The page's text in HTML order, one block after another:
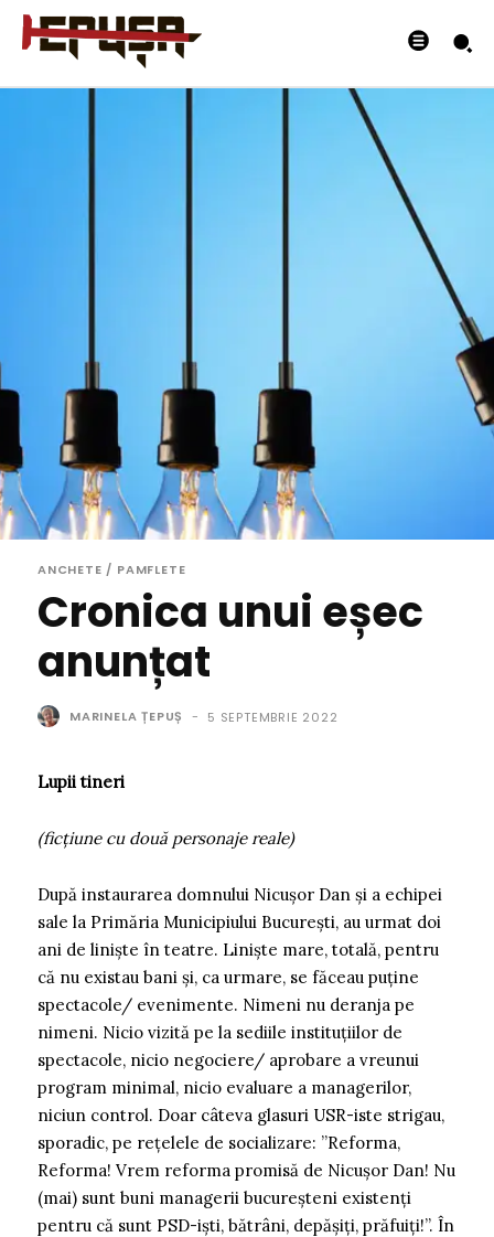
ANCHETE / PAMFLETE
Cronica unui eșec
anunțat
MARINELA ȚEPUȘ - 5 SEPTEMBRIE 2022
Lupii tineri
(ficțiune cu două personaje reale)
După instaurarea domnului Nicușor Dan și a echipei
sale la Primăria Municipiului București, au urmat doi
ani de liniște în teatre. Liniște mare, totală, pentru
că nu existau bani și, ca urmare, se făceau puține
spectacole/ evenimente. Nimeni nu deranja pe
nimeni. Nicio vizită pe la sediile instituțiilor de
spectacole, nicio negociere/ aprobare a vreunui
program minimal, nicio evaluare a managerilor,
niciun control. Doar câteva glasuri USR-iste strigau,
sporadic, pe rețelele de socializare: ”Reforma,
Reforma! Vrem reforma promisă de Nicușor Dan! Nu
(mai) sunt buni managerii bucureșteni existenți
pentru că sunt PSD-iști, bătrâni, depășiți, prăfuiți!”. În